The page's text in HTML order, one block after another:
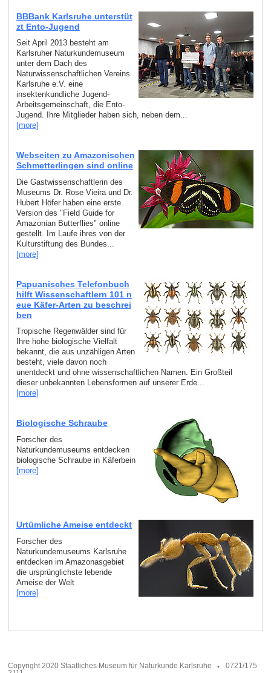
BBBank Karlsruhe unterstüt
zt Ento-Jugend
Seit April 2013 besteht am
Karlsruher Naturkundemuseum
unter dem Dach des
Naturwissenschaftlichen Vereins
Karlsruhe e.V. eine
insektenkundliche Jugend-
Arbeitsgemeinschaft, die Ento-
Jugend. Ihre Mitglieder haben sich, neben dem...
[more]
Webseiten zu Amazonischen
Schmetterlingen sind online
Die Gastwissenschaftlerin des
Museums Dr. Rose Vieira und Dr.
Hubert Höfer haben eine erste
Version des "Field Guide for
Amazonian Butterflies" online
gestellt. Im Laufe ihres von der
Kulturstiftung des Bundes...
[more]
Papuanisches Telefonbuch
hilft Wissenschaftlern 101 n
eue Käfer-Arten zu beschrei
ben
Tropische Regenwälder sind für
Ihre hohe biologische Vielfalt
bekannt, die aus unzähligen Arten
besteht, viele davon noch
unentdeckt und ohne wissenschaftlichen Namen. Ein Großteil
dieser unbekannten Lebensformen auf unserer Erde...
[more]
Biologische Schraube
Forscher des
Naturkundemuseums entdecken
biologische Schraube in Käferbein
[more]
Urtümliche Ameise entdeckt
Forscher des
Naturkundemuseums Karlsruhe
entdecken im Amazonasgebiet
die ursprünglichste lebende
Ameise der Welt
[more]
Copyright 2020 Staatliches Museum für Naturkunde Karlsruhe
0721/175